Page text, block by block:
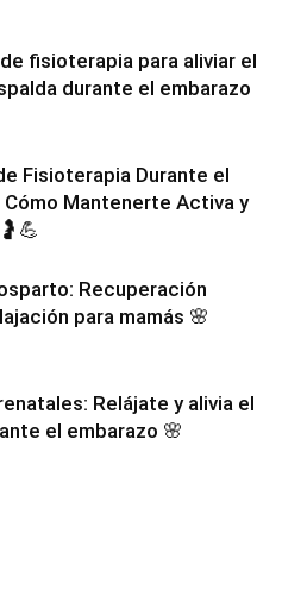
fisioterapia para aliviar el
durante el embarazo
Fisioterapia Durante el
Cómo Mantenerte Activa y
Recuperación
para mamás 🌸
Relájate y alivia el
el embarazo 🌸